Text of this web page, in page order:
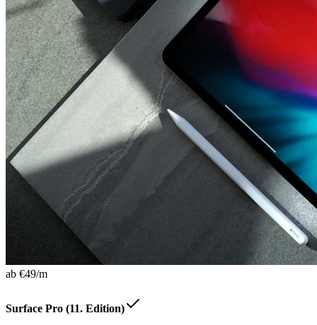
ab €49/m
Surface Pro (11. Edition)